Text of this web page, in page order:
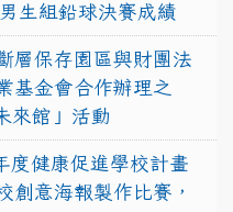
生組鉛球決賽成績
層保存園區與財團法
基金會合作辦理之
來館」活動
度健康促進學校計畫
意海報製作比賽，